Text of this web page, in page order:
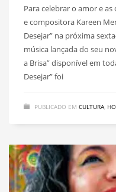
Para celebrar o amor e
e compositora Kareen
Desejar” na próxima
música lançada do seu
a Brisa” disponível em
Desejar” foi
PUBLICADO EM CULTURA,